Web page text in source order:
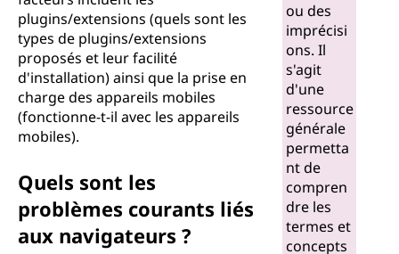
plugins/extensions (quels sont les
types de plugins/extensions
proposés et leur facilité
d'installation) ainsi que la prise en
charge des appareils mobiles
(fonctionne-t-il avec les appareils
mobiles).
Quels sont les
problèmes courants liés
aux navigateurs ?
ou des
imprécisi
ons. Il
s'agit
d'une
ressource
générale
permetta
nt de
compren
dre les
termes et
concepts